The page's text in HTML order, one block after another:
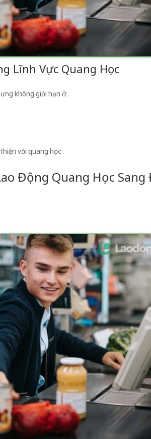
Lĩnh Vực Quang Học
không giới hạn ở:
với quang học
Động Quang Học Sang